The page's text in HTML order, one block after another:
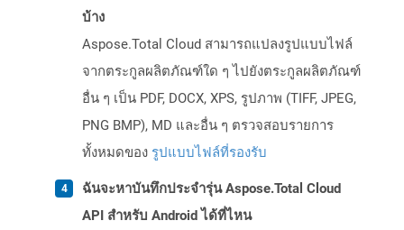
บ้าง
Aspose.Total Cloud สามารถแปลงรูปแบบไฟล์
จากตระกูลผลิตภัณฑ์ใด ๆ ไปยังตระกูลผลิตภัณฑ์
อื่น ๆ เป็น PDF, DOCX, XPS, รูปภาพ (TIFF, JPEG,
PNG BMP), MD และอื่น ๆ ตรวจสอบรายการ
ทั้งหมดของ รูปแบบไฟล์ที่รองรับ
ฉันจะหาบันทึกประจำรุ่น Aspose.Total Cloud
API สำหรับ Android ได้ที่ไหน